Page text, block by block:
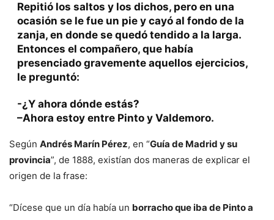
Repitió los saltos y los dichos, pero en una
ocasión se le fue un pie y cayó al fondo de la
zanja, en donde se quedó tendido a la larga.
Entonces el compañero, que había
presenciado gravemente aquellos ejercicios,
le preguntó:
-¿Y ahora dónde estás?
–Ahora estoy entre Pinto y Valdemoro.
Según Andrés Marín Pérez, en “Guía de Madrid y su
provincia”, de 1888, existían dos maneras de explicar el
origen de la frase:
“Dícese que un día había un borracho que iba de Pinto a